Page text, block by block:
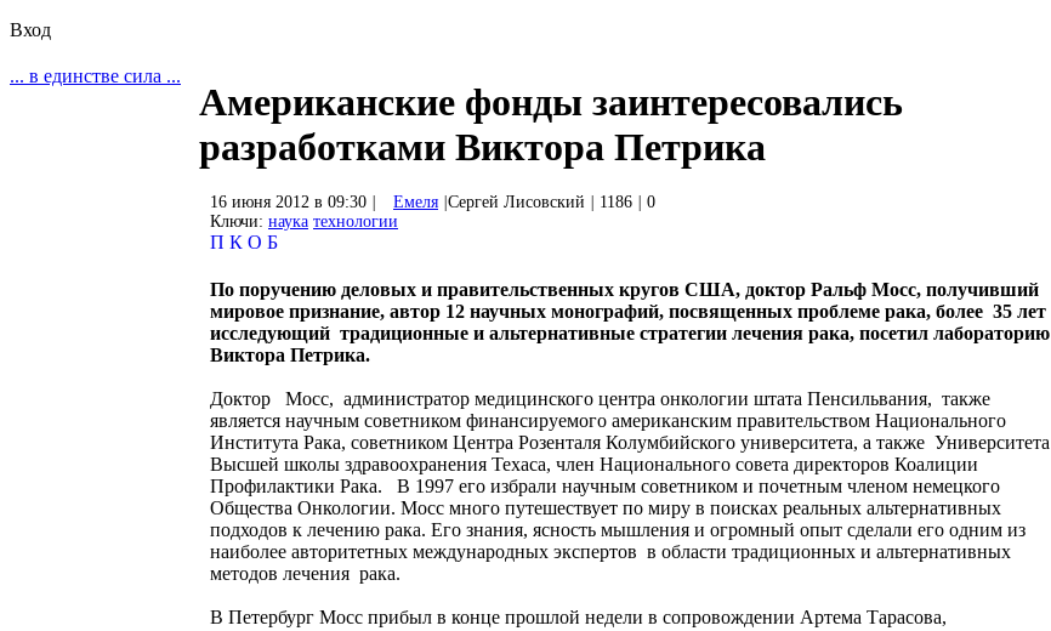
Вход
... в единстве сила ...
Американские фонды заинтересовались
разработками Виктора Петрика
16 июня 2012 в 09:30 Емеля Сергей Лисовский 1186
0
Ключи: наука технологии
П К О Б
По поручению деловых и правительственных кругов США, доктор Ральф Мосс, получивший
мировое признание, автор 12 научных монографий, посвященных проблеме рака, более 35 лет
исследующий традиционные и альтернативные стратегии лечения рака, посетил лабораторию
Виктора Петрика.
Доктор Мосс, администратор медицинского центра онкологии штата Пенсильвания, также
является научным советником финансируемого американским правительством Национального
Института Рака, советником Центра Розенталя Колумбийского университета, а также Университета
Высшей школы здравоохранения Техаса, член Национального совета директоров Коалиции
Профилактики Рака. В 1997 его избрали научным советником и почетным членом немецкого
Общества Онкологии. Мосс много путешествует по миру в поисках реальных альтернативных
подходов к лечению рака. Его знания, ясность мышления и огромный опыт сделали его одним из
наиболее авторитетных международных экспертов в области традиционных и альтернативных
методов лечения рака.
В Петербург Мосс прибыл в конце прошлой недели в сопровождении Артема Тарасова,